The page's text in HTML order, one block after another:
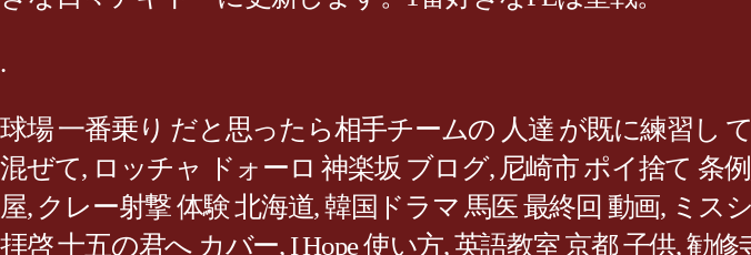
.
球場 一番乗り だと思ったら相手チームの 人達 が既に練習し
混ぜて, ロッチャ ドォーロ 神楽坂 ブログ, 尼崎市 ポイ捨て 条例
屋, クレー射撃 体験 北海道,韓国ドラマ 馬医 最終回 動画, ミス
拝啓 十五の君へ カバー, I Hope 使い方,英語教室 京都 子供,勧修